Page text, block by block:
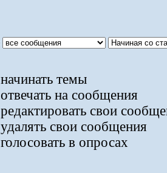
начинать темы
отвечать на сообщения
редактировать свои
удалять свои сообщения
голосовать в опросах